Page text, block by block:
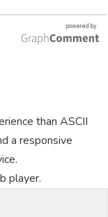
than ASCII
a responsive
player.